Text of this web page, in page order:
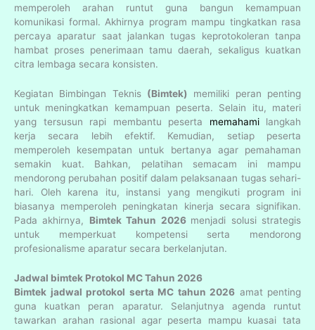
memperoleh arahan runtut guna bangun kemampuan
komunikasi formal. Akhirnya program mampu tingkatkan rasa
percaya aparatur saat jalankan tugas keprotokoleran tanpa
hambat proses penerimaan tamu daerah, sekaligus kuatkan
citra lembaga secara konsisten.
Kegiatan Bimbingan Teknis (Bimtek) memiliki peran penting
untuk meningkatkan kemampuan peserta. Selain itu, materi
yang tersusun rapi membantu peserta memahamilangkah
kerja secara lebih efektif. Kemudian, setiap peserta
memperoleh kesempatan untuk bertanya agar pemahaman
semakin kuat. Bahkan, pelatihan semacam ini mampu
mendorong perubahan positif dalam pelaksanaan tugas sehari-
hari. Oleh karena itu, instansi yang mengikuti program ini
biasanya memperoleh peningkatan kinerja secara signifikan.
Pada akhirnya, Bimtek Tahun 2026 menjadi solusi strategis
untuk memperkuat kompetensi serta mendorong
profesionalisme aparatur secara berkelanjutan.
Jadwal bimtek Protokol MC Tahun 2026
Bimtek jadwal protokol serta MC tahun 2026 amat penting
guna kuatkan peran aparatur. Selanjutnya agenda runtut
tawarkan arahan rasional agar peserta mampu kuasai tata